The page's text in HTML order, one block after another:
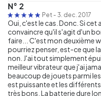
N° 2
Pet - 3. dec. 2017
Oui, c'est le cas. Donc. Si cet
convaincre qu'il s'agit d'un
faire... C'est mon deuxième
pourriez penser, est-ce que la
non. J'ai tout simplement
meilleur vibrateur que j'ai
beaucoup de jouets parmi
est puissante et les
très bons. La batterie dure